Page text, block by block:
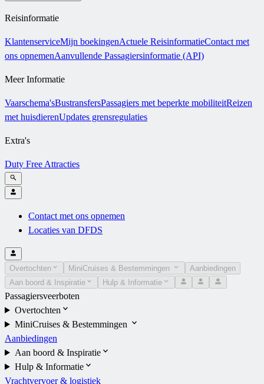
Reisinformatie
KlantenserviceMijn boekingenActuele ReisinformatieContact met
ons opnemenAanvullende Passagiersinformatie (API)
Meer Informatie
Vaarschema'sBustransfersPassagiers met beperkte mobiliteitReizen
met huisdierenUpdates grensregulaties
Extra's
Duty Free Attracties
Contact met ons opnemen
Locaties van DFDS
Overtochten MiniCruises & Bestemmingen
Aanbiedingen
Aan boord & Inspiratie
Hulp & Informatie
Passagiersveerboten
Overtochten
MiniCruises & Bestemmingen
Aanbiedingen
Aan boord & Inspiratie
Hulp & Informatie
Vrachtvervoer & logistiek